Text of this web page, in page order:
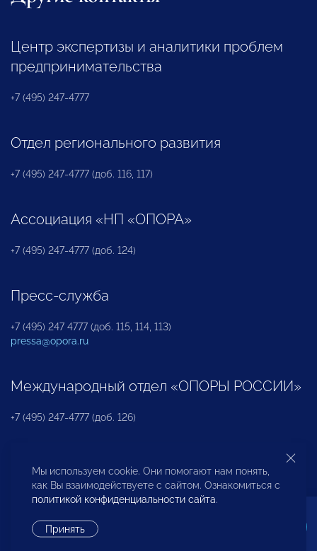
Центр экспертизы и аналитики проблем
предпринимательства
+7 (495) 247-4777
Отдел регионального развития
+7 (495) 247-4777 (доб. 116, 117)
Ассоциация «НП «ОПОРА»
+7 (495) 247-4777 (доб. 124)
Пресс-служба
+7 (495) 247 4777 (доб. 115, 114, 113)
pressa@opora.ru
Международный отдел «ОПОРЫ РОССИИ»
+7 (495) 247-4777 (доб. 126)
Бюро по защите прав предпринимателей и
инвесторов
Мы используем cookie. Они помогают нам понять,
как Вы взаимодействуете с сайтом. Ознакомиться с
политикой конфиденциальности сайта.
Принять